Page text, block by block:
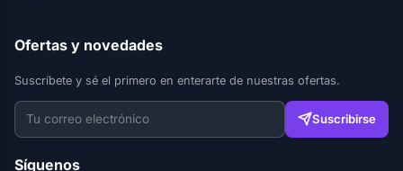
Ofertas y novedades
Suscríbete y sé el primero en enterarte de nuestras ofertas.
Suscribirse
Síguenos